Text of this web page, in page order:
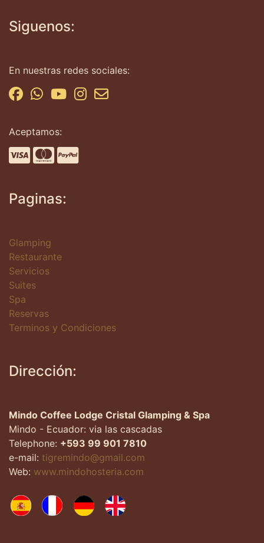
Siguenos:
En nuestras redes sociales:
Aceptamos:
Paginas:
Glamping
Restaurante
Servicios
Suites
Spa
Reservas
Terminos y Condiciones
Dirección:
Mindo Coffee Lodge Cristal Glamping & Spa
Mindo - Ecuador: via las cascadas
Telephone: +593 99 901 7810
e-mail: tigremindo@gmail.com
Web: www.mindohosteria.com